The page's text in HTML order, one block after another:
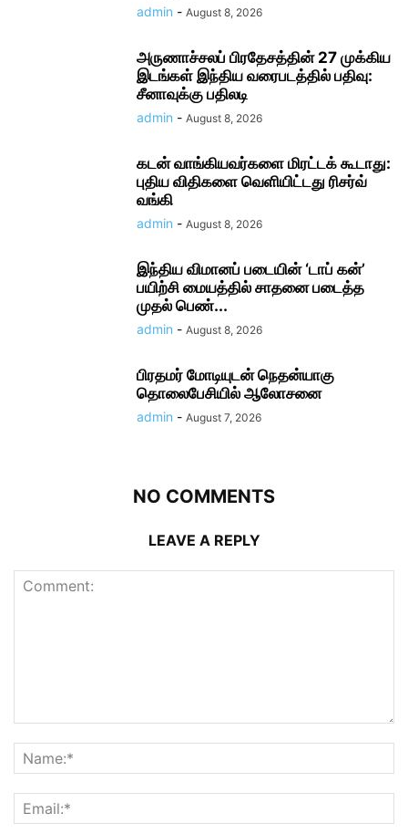
admin - August 8, 2026
அருணாச்சலப் பிரதேசத்தின் 27 முக்கிய
இடங்கள் இந்திய வரைபடத்தில் பதிவு:
சீனாவுக்கு பதிலடி
admin - August 8, 2026
கடன் வாங்கியவர்களை மிரட்டக் கூடாது:
புதிய விதிகளை வெளியிட்டது ரிசர்வ்
வங்கி
admin - August 8, 2026
இந்திய விமானப் படையின் ‘டாப் கன்’
பயிற்சி மையத்தில் சாதனை படைத்த
முதல் பெண்...
admin - August 8, 2026
பிரதமர் மோடி​யுடன் நெதன்யாகு
தொலைபேசியில் ஆலோ​சனை
admin - August 7, 2026
NO COMMENTS
LEAVE A REPLY